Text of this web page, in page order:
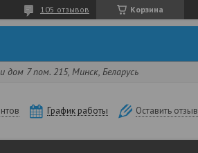
Корзина
105 отзывов
дом 7 пом. 215, Минск, Беларусь
График работы Оставить отзыв